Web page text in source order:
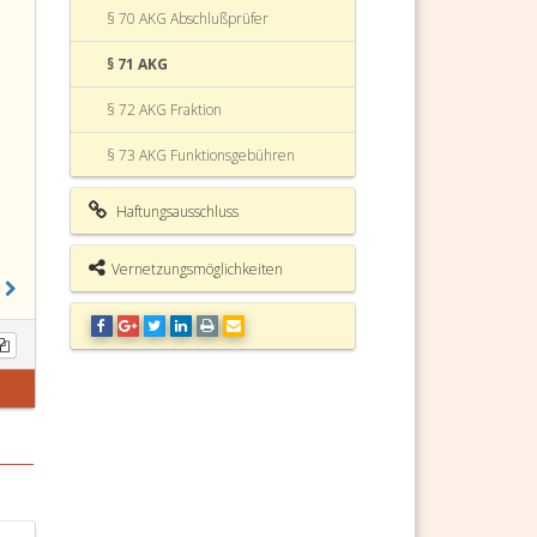
§ 70 AKG Abschlußprüfer
§ 71 AKG
§ 72 AKG Fraktion
§ 73 AKG Funktionsgebühren
§ 74 AKG Pensionsregelung
§ 75 AKG Sonstige Regelungen
§ 76 AKG Aufgaben des
Kammerbüros
§ 77 AKG Direktor
Haftungsausschluss
Vernetzungsmöglichkeiten